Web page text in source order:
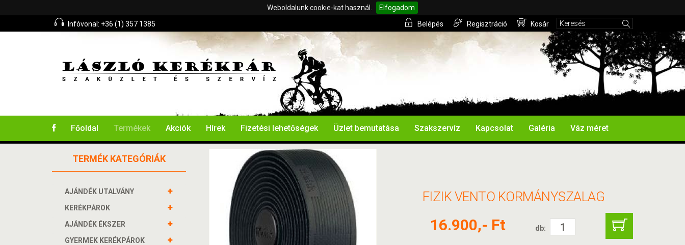
Weboldalunk cookie-kat használ.
Elfogadom
Infóvonal: +36 (1) 357 1385
Belépés Regisztráció Kosár
Főoldal Termékek Akciók Hírek Fizetési lehetőségek Üzlet bemutatása Szakszervíz Kapcsolat Galéria Váz méret
FIZIK VENTO KORMÁNYSZALAG
16.900,- Ft db:
TERMÉK KATEGÓRIÁK
AJÁNDÉK UTALVÁNY
KERÉKPÁROK
AJÁNDÉK ÉKSZER
GYERMEK KERÉKPÁROK